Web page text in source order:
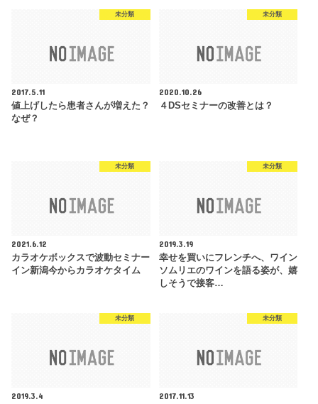
未分類
2017.5.11
値上げしたら患者さんが増えた？
なぜ？
未分類
2020.10.26
４DSセミナーの改善とは？
未分類
2021.6.12
カラオケボックスで波動セミナー
イン新潟今からカラオケタイム
未分類
2019.3.19
幸せを買いにフレンチへ、ワイン
ソムリエのワインを語る姿が、嬉
しそうで接客…
未分類
2019.3.4
未分類
2017.11.13